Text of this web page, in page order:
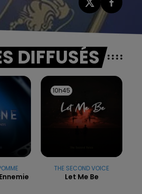
DIFFUSÉS
10h45
10h45
THE SECOND VOICE
Let Me Be